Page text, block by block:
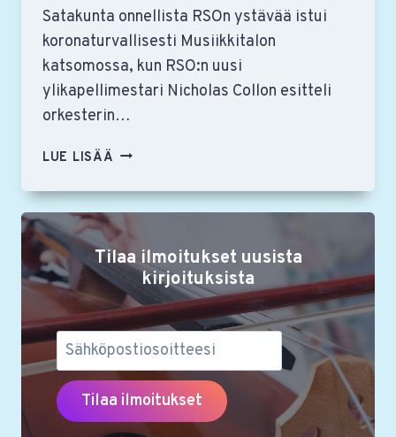
Satakunta onnellista RSOn ystävää istui
koronaturvallisesti Musiikkitalon
katsomossa, kun RSO:n uusi
ylikapellimestari Nicholas Collon esitteli
orkesterin…
LUE LISÄÄ NICHOLAS
ENSIMMÄISEN
YLIKAPELLIMESTARIKAUDEN
TEEMASÄVELTÄJÄT
OVAT
IGOR
STRAVINSKY,
THOMAS
ADÈS
JA
LOTTA
WENNÄKOSKI
Tilaa ilmoitukset uusista
kirjoituksista